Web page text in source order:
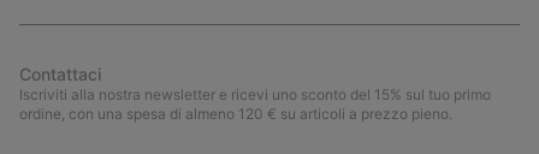
Contattaci
Iscriviti alla nostra newsletter e ricevi uno sconto del 15% sul tuo primo
ordine, con una spesa di almeno 120 € su articoli a prezzo pieno.